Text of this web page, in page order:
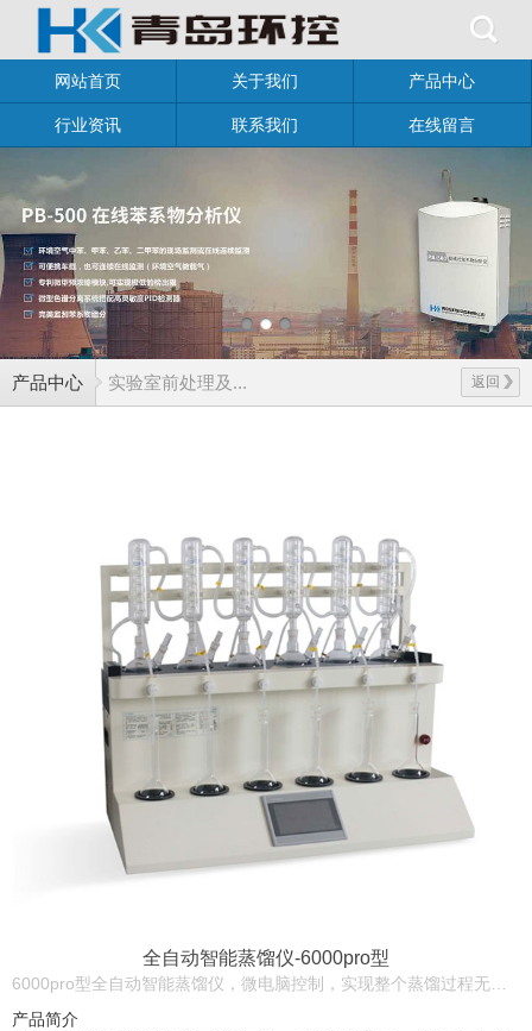
网站首页 关于我们 产品中心
行业资讯 联系我们 在线留言
产品中心 返回
实验室前处理及...
全自动智能蒸馏仪-6000pro型
产品简介